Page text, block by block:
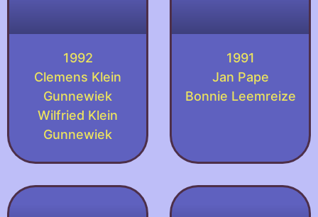
1992
Clemens Klein
Gunnewiek
Wilfried Klein
Gunnewiek
1991
Jan Pape
Bonnie Leemreize